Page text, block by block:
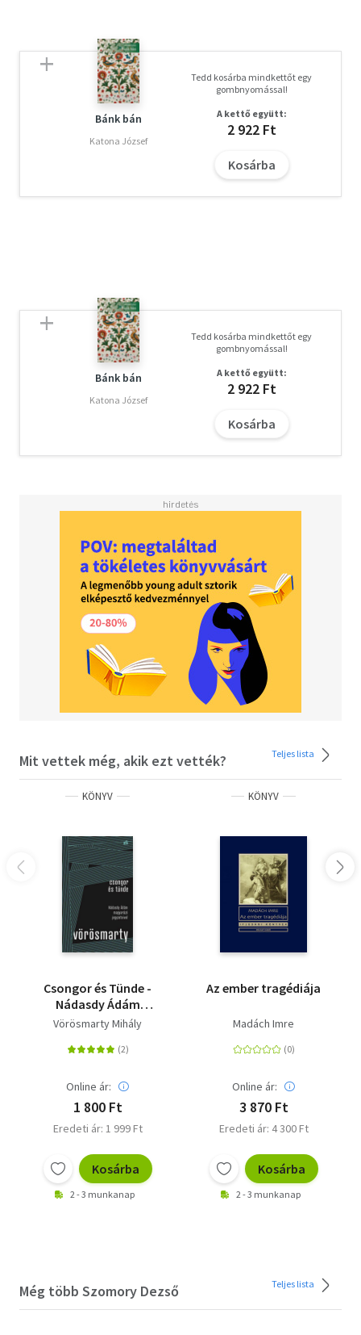
Bánk bán
Katona József
Tedd kosárba mindkettőt egy
gombnyomással!
A kettő együtt:
2 922 Ft
Kosárba
Bánk bán
Katona József
Tedd kosárba mindkettőt egy
gombnyomással!
A kettő együtt:
2 922 Ft
Kosárba
Mit vettek még, akik ezt vették? Teljes lista
KÖNYV
Csongor és Tünde -
Nádasdy Ádám
magyarázó
Vörösmarty Mihály
Online ár:
1 800 Ft
Eredeti ár: 1 999 Ft
Kosárba
2 - 3 munkanap
KÖNYV
Az ember tragédiája
Madách Imre
Online ár:
3 870 Ft
Eredeti ár: 4 300 Ft
Kosárba
2 - 3 munkanap
Még több Szomory Dezső Teljes lista